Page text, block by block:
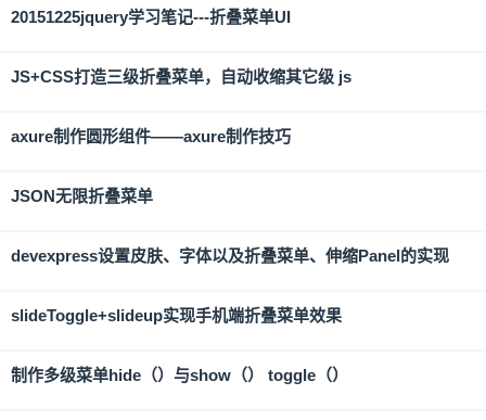
20151225jquery学习笔记---折叠菜单UI
JS+CSS打造三级折叠菜单，自动收缩其它级 js
axure制作圆形组件——axure制作技巧
JSON无限折叠菜单
devexpress设置皮肤、字体以及折叠菜单、伸缩Panel的实现
slideToggle+slideup实现手机端折叠菜单效果
制作多级菜单hide（）与show（） toggle（）